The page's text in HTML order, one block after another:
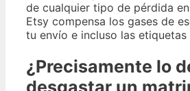
de cualquier tipo de pérdida
Etsy compensa los gases de
tu envío e incluso las
¿Precisamente lo
desgastar un